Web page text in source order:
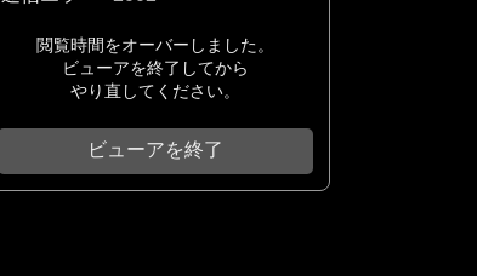
閲覧時間をオーバーしました。
ビューアを終了してから
やり直してください。
ビューアを終了